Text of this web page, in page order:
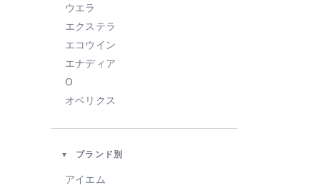
ウエラ
エクステラ
エコウイン
エナディア
O
オベリクス
KAHI
KINUJO
ブランド別
アイエム